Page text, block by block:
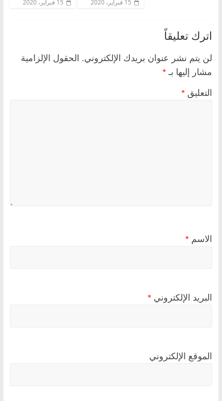
15 فبراير، 2020 15 فبراير، 2020
اترك تعليقاً
لن يتم نشر عنوان بريدك الإلكتروني. الحقول الإلزامية
مشار إليها بـ *
التعليق *
الاسم *
البريد الإلكتروني *
الموقع الإلكتروني